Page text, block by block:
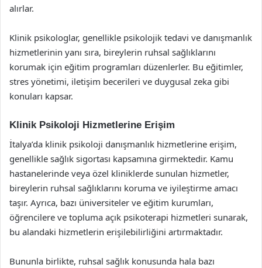
alırlar.
Klinik psikologlar, genellikle psikolojik tedavi ve danışmanlık
hizmetlerinin yanı sıra, bireylerin ruhsal sağlıklarını
korumak için eğitim programları düzenlerler. Bu eğitimler,
stres yönetimi, iletişim becerileri ve duygusal zeka gibi
konuları kapsar.
Klinik Psikoloji Hizmetlerine Erişim
İtalya’da klinik psikoloji danışmanlık hizmetlerine erişim,
genellikle sağlık sigortası kapsamına girmektedir. Kamu
hastanelerinde veya özel kliniklerde sunulan hizmetler,
bireylerin ruhsal sağlıklarını koruma ve iyileştirme amacı
taşır. Ayrıca, bazı üniversiteler ve eğitim kurumları,
öğrencilere ve topluma açık psikoterapi hizmetleri sunarak,
bu alandaki hizmetlerin erişilebilirliğini artırmaktadır.
Bununla birlikte, ruhsal sağlık konusunda hala bazı